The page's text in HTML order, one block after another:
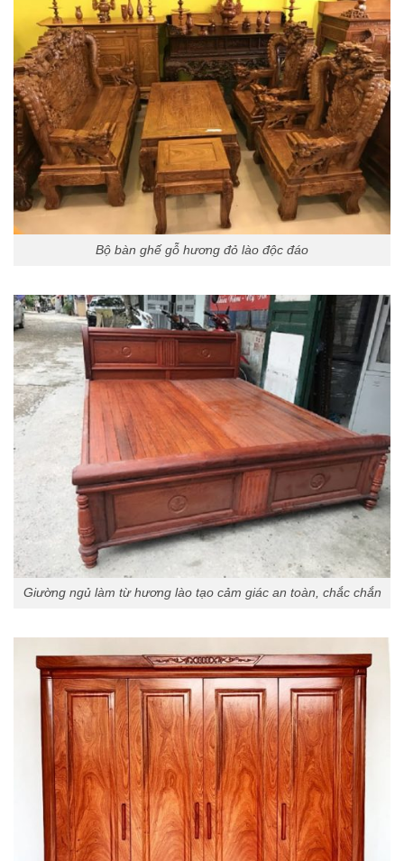
Bộ bàn ghế gỗ hương đỏ lào độc đáo
Giường ngủ làm từ hương lào tạo cảm giác an toàn, chắc chắn